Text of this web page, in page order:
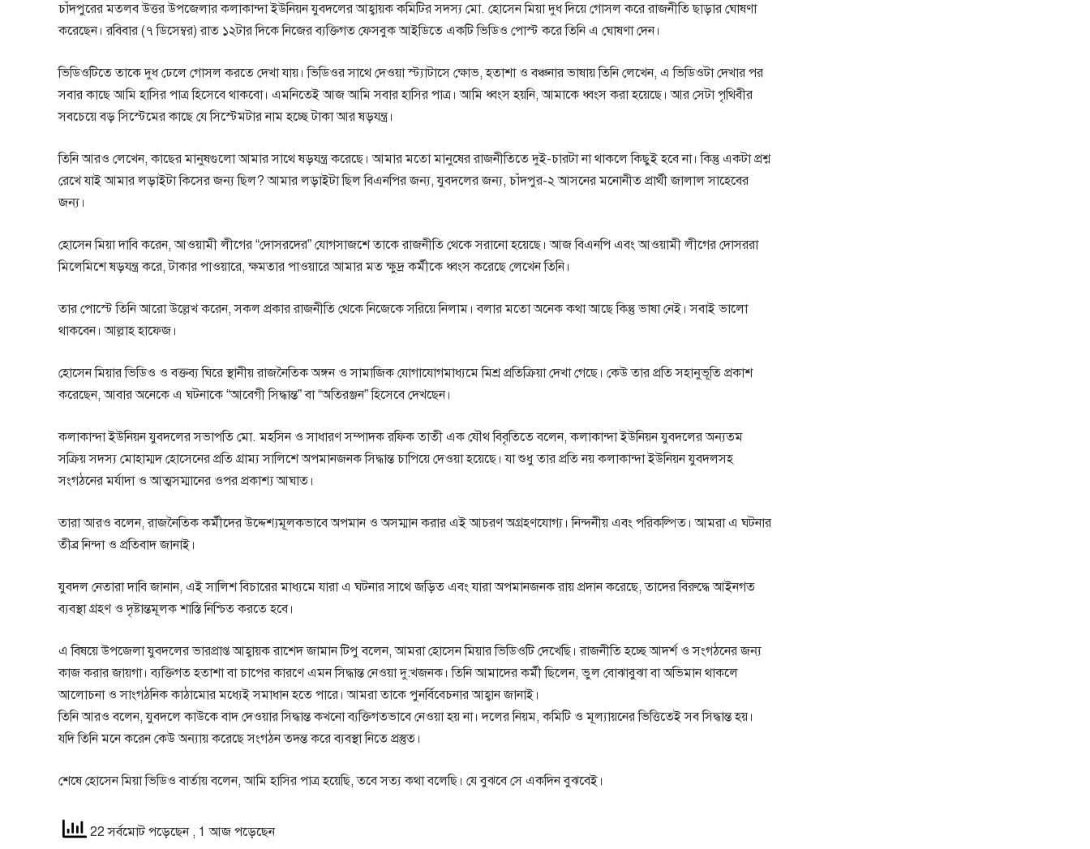
চাঁদপুরের মতলব উত্তর উপজেলার কলাকান্দা ইউনিয়ন যুবদলের আহ্বায়ক কমিটির সদস্য মো. হোসেন মিয়া দুধ দিয়ে গোসল করে রাজনীতি ছাড়ার ঘোষণা
করেছেন। রবিবার (৭ ডিসেম্বর) রাত ১২টার দিকে নিজের ব্যক্তিগত ফেসবুক আইডিতে একটি ভিডিও পোস্ট করে তিনি এ ঘোষণা দেন।
ভিডিওটিতে তাকে দুধ ঢেলে গোসল করতে দেখা যায়। ভিডিওর সাথে দেওয়া স্ট্যাটাসে ক্ষোভ, হতাশা ও বঞ্চনার ভাষায় তিনি লেখেন, এ ভিডিওটা দেখার পর
সবার কাছে আমি হাসির পাত্র হিসেবে থাকবো। এমনিতেই আজ আমি সবার হাসির পাত্র। আমি ধ্বংস হয়নি, আমাকে ধ্বংস করা হয়েছে। আর সেটা পৃথিবীর
সবচেয়ে বড় সিস্টেমের কাছে যে সিস্টেমটার নাম হচ্ছে টাকা আর ষড়যন্ত্র।
তিনি আরও লেখেন, কাছের মানুষগুলো আমার সাথে ষড়যন্ত্র করেছে। আমার মতো মানুষের রাজনীতিতে দুই-চারটা না থাকলে কিছুই হবে না। কিন্তু একটা প্রশ্ন
রেখে যাই আমার লড়াইটা কিসের জন্য ছিল? আমার লড়াইটা ছিল বিএনপির জন্য, যুবদলের জন্য, চাঁদপুর-২ আসনের মনোনীত প্রার্থী জালাল সাহেবের
জন্য।
হোসেন মিয়া দাবি করেন, আওয়ামী লীগের “দোসরদের” যোগসাজশে তাকে রাজনীতি থেকে সরানো হয়েছে। আজ বিএনপি এবং আওয়ামী লীগের দোসররা
মিলেমিশে ষড়যন্ত্র করে, টাকার পাওয়ারে, ক্ষমতার পাওয়ারে আমার মত ক্ষুদ্র কর্মীকে ধ্বংস করেছে লেখেন তিনি।
তার পোস্টে তিনি আরো উল্লেখ করেন, সকল প্রকার রাজনীতি থেকে নিজেকে সরিয়ে নিলাম। বলার মতো অনেক কথা আছে কিন্তু ভাষা নেই। সবাই ভালো
থাকবেন। আল্লাহ হাফেজ।
হোসেন মিয়ার ভিডিও ও বক্তব্য ঘিরে স্থানীয় রাজনৈতিক অঙ্গন ও সামাজিক যোগাযোগমাধ্যমে মিশ্র প্রতিক্রিয়া দেখা গেছে। কেউ তার প্রতি সহানুভূতি প্রকাশ
করেছেন, আবার অনেকে এ ঘটনাকে “আবেগী সিদ্ধান্ত” বা “অতিরঞ্জন” হিসেবে দেখছেন।
কলাকান্দা ইউনিয়ন যুবদলের সভাপতি মো. মহসিন ও সাধারণ সম্পাদক রফিক তাতী এক যৌথ বিবৃতিতে বলেন, কলাকান্দা ইউনিয়ন যুবদলের অন্যতম
সক্রিয় সদস্য মোহাম্মদ হোসেনের প্রতি গ্রাম্য সালিশে অপমানজনক সিদ্ধান্ত চাপিয়ে দেওয়া হয়েছে। যা শুধু তার প্রতি নয় কলাকান্দা ইউনিয়ন যুবদলসহ
সংগঠনের মর্যাদা ও আত্মসম্মানের ওপর প্রকাশ্য আঘাত।
তারা আরও বলেন, রাজনৈতিক কর্মীদের উদ্দেশ্যমূলকভাবে অপমান ও অসম্মান করার এই আচরণ অগ্রহণযোগ্য। নিন্দনীয় এবং পরিকল্পিত। আমরা এ ঘটনার
তীব্র নিন্দা ও প্রতিবাদ জানাই।
যুবদল নেতারা দাবি জানান, এই সালিশ বিচারের মাধ্যমে যারা এ ঘটনার সাথে জড়িত এবং যারা অপমানজনক রায় প্রদান করেছে, তাদের বিরুদ্ধে আইনগত
ব্যবস্থা গ্রহণ ও দৃষ্টান্তমূলক শাস্তি নিশ্চিত করতে হবে।
এ বিষয়ে উপজেলা যুবদলের ভারপ্রাপ্ত আহ্বায়ক রাশেদ জামান টিপু বলেন, আমরা হোসেন মিয়ার ভিডিওটি দেখেছি। রাজনীতি হচ্ছে আদর্শ ও সংগঠনের জন্য
কাজ করার জায়গা। ব্যক্তিগত হতাশা বা চাপের কারণে এমন সিদ্ধান্ত নেওয়া দু:খজনক। তিনি আমাদের কর্মী ছিলেন, ভুল বোঝাবুঝা বা অভিমান থাকলে
আলোচনা ও সাংগঠনিক কাঠামোর মধ্যেই সমাধান হতে পারে। আমরা তাকে পুনর্বিবেচনার আহ্বান জানাই।
তিনি আরও বলেন, যুবদলে কাউকে বাদ দেওয়ার সিদ্ধান্ত কখনো ব্যক্তিগতভাবে নেওয়া হয় না। দলের নিয়ম, কমিটি ও মূল্যায়নের ভিত্তিতেই সব সিদ্ধান্ত হয়।
যদি তিনি মনে করেন কেউ অন্যায় করেছে সংগঠন তদন্ত করে ব্যবস্থা নিতে প্রস্তুত।
শেষে হোসেন মিয়া ভিডিও বার্তায় বলেন, আমি হাসির পাত্র হয়েছি, তবে সত্য কথা বলেছি। যে বুঝবে সে একদিন বুঝবেই।
22 সর্বমোট পড়েছেন , 1 আজ পড়েছেন